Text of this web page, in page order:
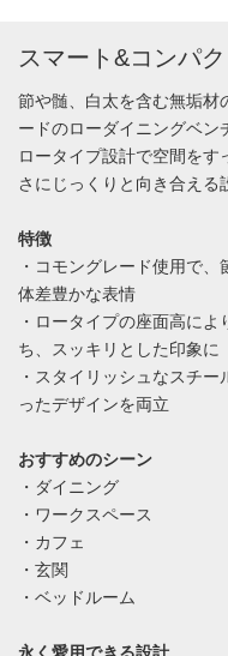
スマート&コンパ
節や髄、白太を含む無垢材
ードのローダイニングベン
ロータイプ設計で空間をす
さにじっくりと向き合える
特徴
・コモングレード使用で
体差豊かな表情
・ロータイプの座面高に
ち、スッキリとした印象に
・スタイリッシュなスチ
ったデザインを両立
おすすめのシーン
・ダイニング
・ワークスペース
・カフェ
・玄関
・ベッドルーム
永く愛用できる設計